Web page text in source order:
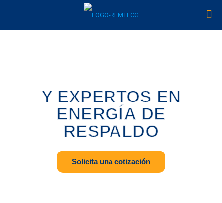
Y EXPERTOS EN
ENERGÍA DE
RESPALDO
Solicita una cotización